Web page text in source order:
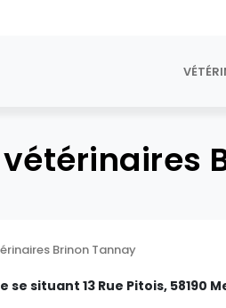
Brinon Tannay
se situant 13 Rue Pitois, 58190